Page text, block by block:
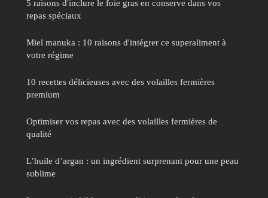
5 raisons d'inclure le foie gras en conserve dans vos
repas spéciaux
Miel manuka : 10 raisons d'intégrer ce superaliment à
votre régime
10 recettes délicieuses avec des volailles fermières
premium
Optimiser vos repas avec des volailles fermières de
qualité
L’huile d’argan : un ingrédient surprenant pour une peau
sublime